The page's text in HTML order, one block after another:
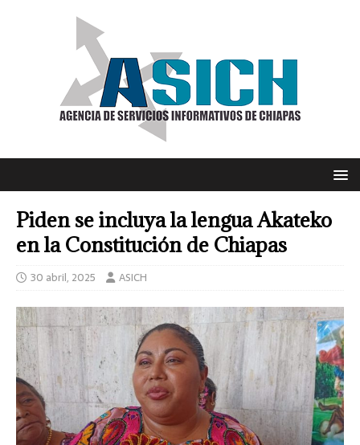
Piden se incluya la lengua Akateko
en la Constitución de Chiapas
30 abril, 2025 ASICH